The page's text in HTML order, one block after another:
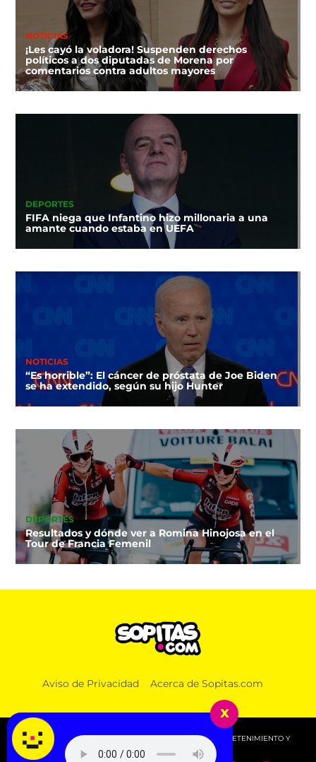
NOTICIAS
¡Les cayó la voladora! Suspenden derechos
políticos a dos diputadas de Morena por
comentarios contra adultos mayores
DEPORTES
FIFA niega que Infantino hizo millonaria a una
amante cuando estaba en UEFA
NOTICIAS
“Es horrible”: El cáncer de próstata de Joe Biden
se ha extendido, según su hijo Hunter
DEPORTES
Resultados y dónde ver a Romina Hinojosa en el
Tour de Francia Femenil
Aviso de Privacidad Acerca de Sopitas.com
© 2026 SOPITAS.COM - MÚSICA, NOTICIAS, DEPORTES, ENTRETENIMIENTO Y
MÁS!.
x